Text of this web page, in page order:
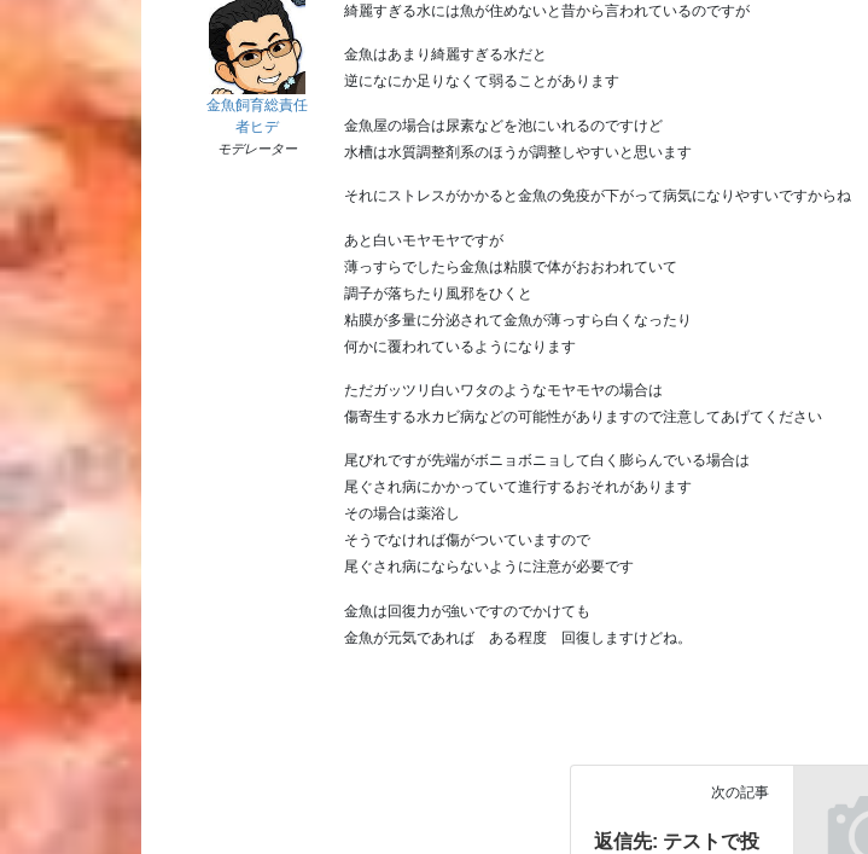
金魚飼育総責任
者ヒデ
モデレーター
綺麗すぎる水には魚が住めないと昔から言われているのですが
金魚はあまり綺麗すぎる水だと
逆になにか足りなくて弱ることがあります
金魚屋の場合は尿素などを池にいれるのですけど
水槽は水質調整剤系のほうが調整しやすいと思います
それにストレスがかかると金魚の免疫が下がって病気になりやすいですからね
あと白いモヤモヤですが
薄っすらでしたら金魚は粘膜で体がおおわれていて
調子が落ちたり風邪をひくと
粘膜が多量に分泌されて金魚が薄っすら白くなったり
何かに覆われているようになります
ただガッツリ白いワタのようなモヤモヤの場合は
傷寄生する水カビ病などの可能性がありますので注意してあげてください
尾びれですが先端がボニョボニョして白く膨らんでいる場合は
尾ぐされ病にかかっていて進行するおそれがあります
その場合は薬浴し
そうでなければ傷がついていますので
尾ぐされ病にならないように注意が必要です
金魚は回復力が強いですのでかけても
金魚が元気であれば ある程度 回復しますけどね。
次の記事
返信先: テストで投